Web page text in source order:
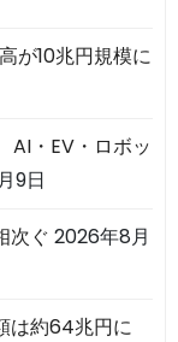
が10兆円規模に
・EV・ロボッ
9日
次ぐ 2026年8月
は約64兆円に